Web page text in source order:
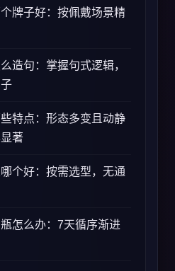
牌子好：按佩戴场景精
造句：掌握句式逻辑，
特点：形态多变且动静
著
个好：按需选型，无通
怎么办：7天循序渐进